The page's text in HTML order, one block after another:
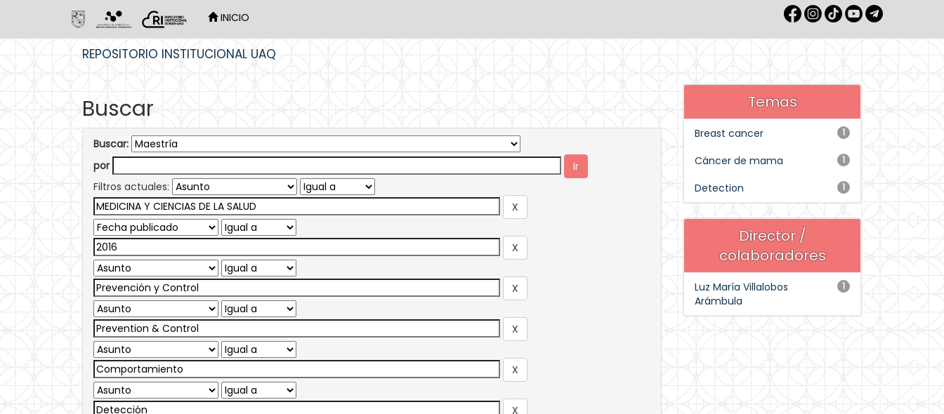
INICIO
REPOSITORIO INSTITUCIONAL UAQ
Buscar
Buscar:
por
Filtros actuales:
Temas
1
Breast cancer
1
Cáncer de mama
1
Detection
Director /
colaboradores
1
Luz María Villalobos
Arámbula